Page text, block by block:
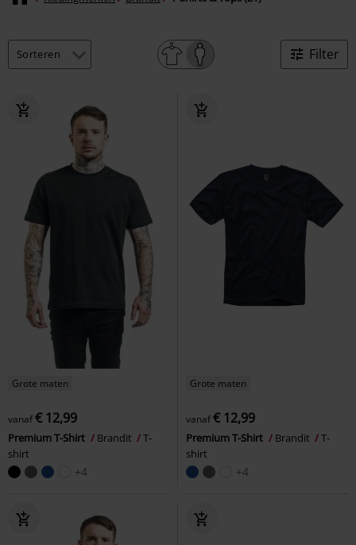
Filter
Grote maten
vanaf€ 12,99
Premium T-Shirt Brandit
T-
shirt
+4
Grote maten
vanaf€ 12,99
Premium T-Shirt Brandit
T-
shirt
+4